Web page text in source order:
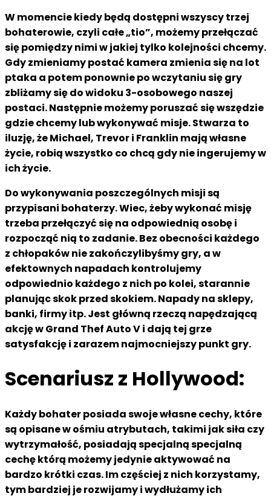
W momencie kiedy będą dostępni wszyscy trzej
bohaterowie, czyli całe „tio”, możemy przełączać
się pomiędzy nimi w jakiej tylko kolejności chcemy.
Gdy zmieniamy postać kamera zmienia się na lot
ptaka a potem ponownie po wczytaniu się gry
zbliżamy się do widoku 3-osobowego naszej
postaci. Następnie możemy poruszać się wszędzie
gdzie chcemy lub wykonywać misje. Stwarza to
iluzję, że Michael, Trevor i Franklin mają własne
życie, robią wszystko co chcą gdy nie ingerujemy w
ich życie.
Do wykonywania poszczególnych misji są
przypisani bohaterzy. Wiec, żeby wykonać misję
trzeba przełączyć się na odpowiednią osobę i
rozpocząć nią to zadanie.Bez obecności każdego
z chłopaków nie zakończylibyśmy gry, a w
efektownych napadach kontrolujemy
odpowiednio każdego z nich po kolei, starannie
planując skok przed skokiem. Napady na sklepy,
banki, firmy itp. Jest główną rzeczą napędzającą
akcję w Grand Thef Auto V i dają tej grze
satysfakcję i zarazem najmocniejszy punkt gry.
Scenariusz z Hollywood:
Każdy bohater posiada swoje własne cechy, które
są opisane w ośmiu atrybutach, takimi jak siła czy
wytrzymałość, posiadają specjalną specjalną
cechę którą możemy jedynie aktywować na
bardzo krótki czas. Im częściej z nich korzystamy,
tym bardziej je rozwijamy i wydłużamy ich